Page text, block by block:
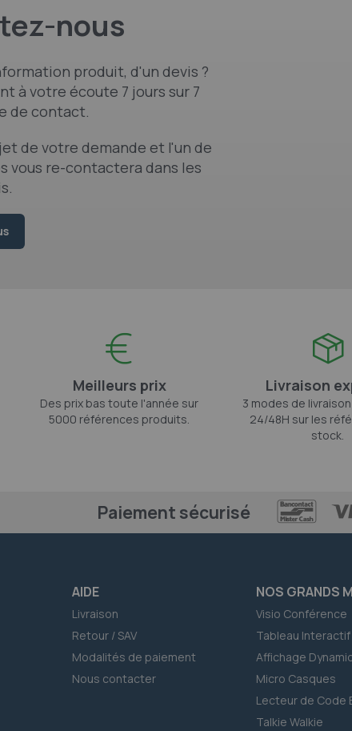
nous
produit, d'un devis ?
à votre écoute 7 jours sur 7
de contact.
de votre demande et l'un de
vous re-contactera dans les
Meilleurs prix
Des prix bas toute l'année sur
5000 références produits.
Livraison
3 modes de
24/48H sur les
stock.
Paiement sécurisé
AIDE
Livraison
Retour / SAV
Modalités de paiement
Nous contacter
NOS GRANDS
Visio Conférence
Tableau Interactif
Affichage
Micro Casques
Lecteur de Code
Talkie Walkie